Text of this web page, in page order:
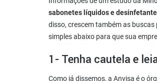
sabonetes líquidos e
disso, crescem também as
simples abaixo para que sua
1- Tenha cautela e
Como já dissemos, a Anvisa é o